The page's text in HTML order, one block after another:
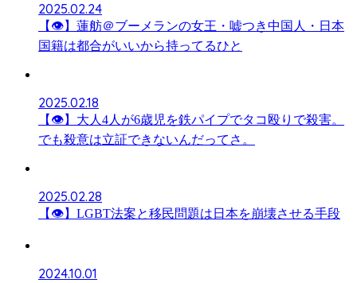
2025.02.24
【👁】蓮舫＠ブーメランの女王・嘘つき中国人・日本
国籍は都合がいいから持ってるひと
2025.02.18
【👁】大人4人が6歳児を鉄パイプでタコ殴りで殺害。
でも殺意は立証できないんだってさ。
2025.02.28
【👁】LGBT法案と移民問題は日本を崩壊させる手段
2024.10.01